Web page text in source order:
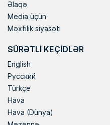
Əlaqə
Media üçün
Məxfilik siyasəti
SÜRƏTLI KEÇIDLƏR
English
Русский
Türkçe
Hava
Hava (Dünya)